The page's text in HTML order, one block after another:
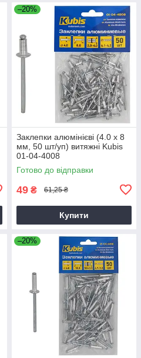
–20%
Заклепки алюмінієві (4.0 х 8
мм, 50 шт/уп) витяжні Kubis
01-04-4008
Готово до відправки
49 ₴ 61,25 ₴
Купити
–20%